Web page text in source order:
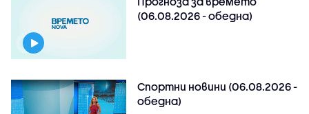
(06.08.2026 - обедна)
Спортни новини (06.08.2026 -
обедна)